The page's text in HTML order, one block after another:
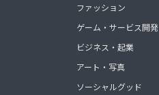
ファッション
ゲーム・サービス開発
ビジネス・起業
アート・写真
ソーシャルグッド